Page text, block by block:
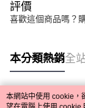
評價
喜歡這個商品嗎？
本分類熱銷全
本網站中使用 cookie，